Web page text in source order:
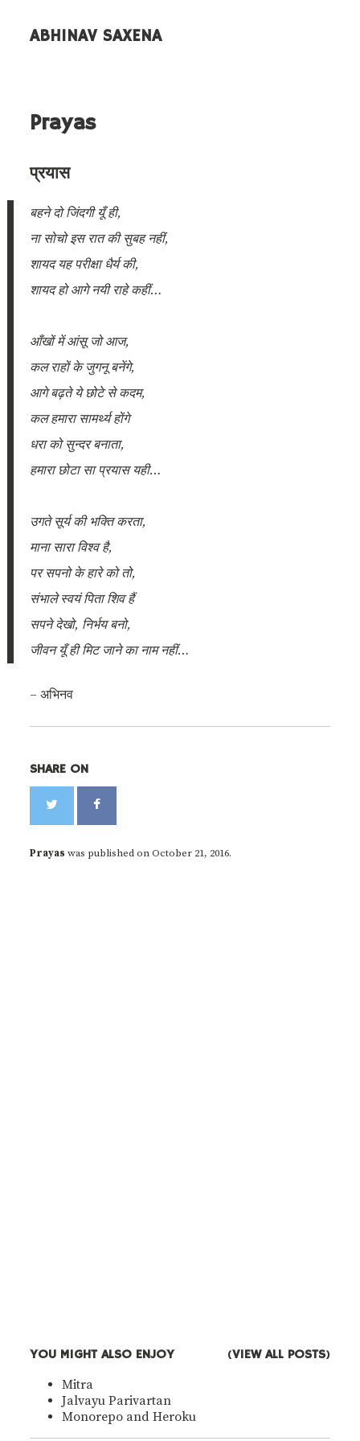
ABHINAV SAXENA
ALL POSTS
Prayas
प्रयास
बहने दो जिंदगी यूँ ही,
ना सोचो इस रात की सुबह नहीं,
शायद यह परीक्षा धैर्य की,
शायद हो आगे नयी राहे कहीं…
आँखों में आंसू जो आज,
कल राहों के जुगनू बनेंगे,
आगे बढ़ते ये छोटे से कदम,
कल हमारा सामर्थ्य होंगे
धरा को सुन्दर बनाता,
हमारा छोटा सा प्रयास यही…
उगते सूर्य की भक्ति करता,
माना सारा विश्व है,
पर सपनो के हारे को तो,
संभाले स्वयं पिता शिव हैं
सपने देखो, निर्भय बनो,
जीवन यूँ ही मिट जाने का नाम नहीं…
– अभिनव
SHARE ON
Prayaswas published onOctober 21, 2016.
YOU MIGHT ALSO ENJOY (VIEW ALL POSTS)
Mitra
Jalvayu Parivartan
Monorepo and Heroku